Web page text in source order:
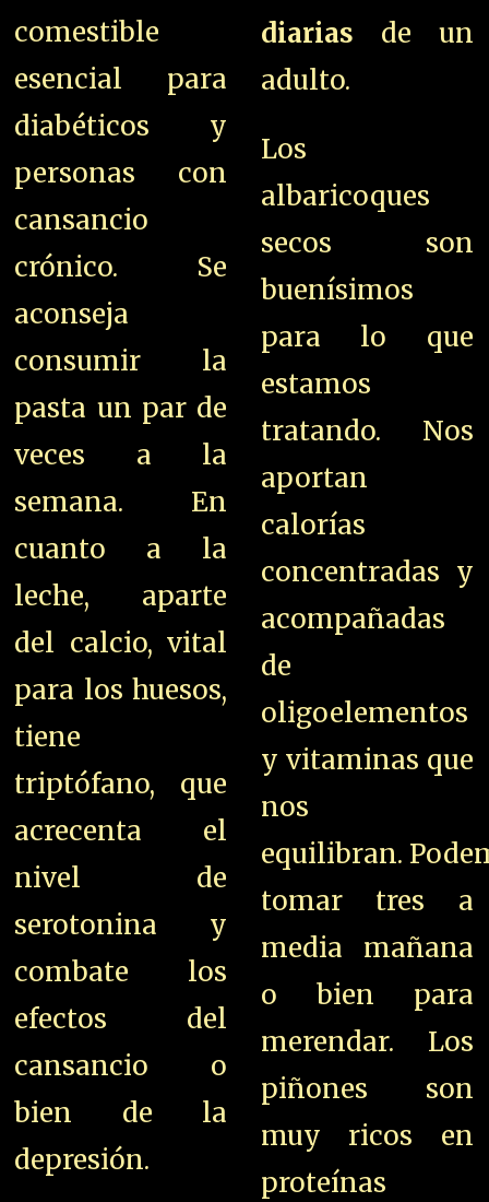
comestible
esencial para
diabéticos y
personas con
cansancio
crónico. Se
aconseja
consumir la
pasta un par de
veces a la
semana. En
cuanto a la
leche, aparte
del calcio, vital
para los huesos,
tiene
triptófano, que
acrecenta el
nivel de
serotonina y
combate los
efectos del
cansancio o
bien de la
depresión.
diarias de un
adulto.
Los
albaricoques
secos son
buenísimos
para lo que
estamos
tratando. Nos
aportan
calorías
concentradas y
acompañadas
de
oligoelementos
y vitaminas que
nos
equilibran.
tomar tres a
media mañana
o bien para
merendar. Los
piñones son
muy ricos en
proteínas